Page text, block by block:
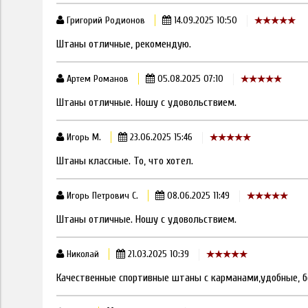
Григорий Родионов 14.09.2025 10:50
Штаны отличные, рекомендую.
Артем Романов 05.08.2025 07:10
Штаны отличные. Ношу с удовольствием.
Игорь М. 23.06.2025 15:46
Штаны классные. То, что хотел.
Игорь Петрович С. 08.06.2025 11:49
Штаны отличные. Ношу с удовольствием.
Николай 21.03.2025 10:39
Качественные спортивные штаны с карманами,удобные,